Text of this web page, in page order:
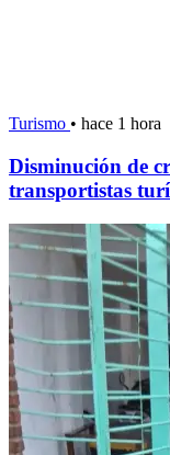
Turismo • hace 1 hora
Disminución de
transportistas